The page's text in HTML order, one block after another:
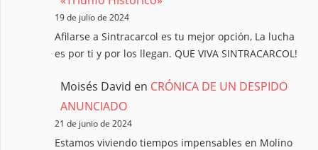
19 de julio de 2024
Afilarse a Sintracarcol es tu mejor opción, La lucha
es por ti y por los llegan. QUE VIVA SINTRACARCOL!
Moisés David en CRÓNICA DE UN DESPIDO
ANUNCIADO
21 de junio de 2024
Estamos viviendo tiempos impensables en Molino